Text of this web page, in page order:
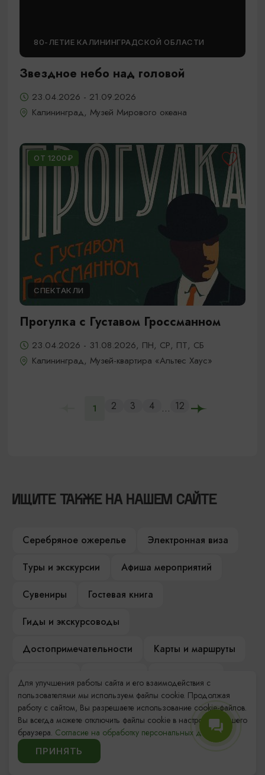
80-ЛЕТИЕ КАЛИНИНГРАДСКОЙ ОБЛАСТИ
Звездное небо над головой
23.04.2026 - 21.09.2026
Калининград, Музей Мирового океана
ОТ 1200₽
СПЕКТАКЛИ
Прогулка с Густавом Гроссманном
23.04.2026 - 31.08.2026, ПН, СР, ПТ, СБ
Калининград, Музей-квартира «Альтес Хаус»
1 2 3 4 ... 12
ИЩИТЕ ТАКЖЕ НА НАШЕМ САЙТЕ
Серебряное ожерелье
Электронная виза
Туры и экскурсии
Афиша мероприятий
Сувениры
Гостевая книга
Гиды и экскурсоводы
Достопримечательности
Карты и маршруты
Компас Балтийской кухни
Настоящий Калининградец
Музеи
Для улучшения работы сайта и его взаимодействия с
пользователями мы используем файлы cookie. Продолжая
работу с сайтом, Вы разрешаете использование cookie-файлов.
Вы всегда можете отключить файлы cookie в настройках Вашего
браузера. Согласие на обработку персональных данных.
ПРИНЯТЬ